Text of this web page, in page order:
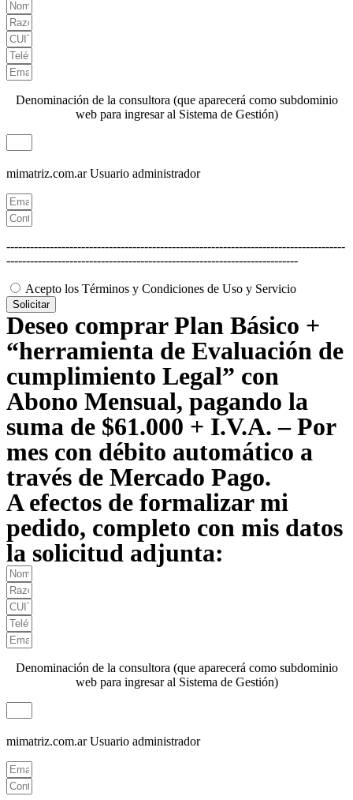
Denominación de la consultora (que aparecerá como subdominio
web para ingresar al Sistema de Gestión)
mimatriz.com.ar Usuario administrador
--------------------------------------------------------------------------------------
--------------------------------------------------------------------------
Acepto los Términos y Condiciones de Uso y Servicio
Solicitar
Deseo comprar Plan Básico +
“herramienta de Evaluación de
cumplimiento Legal” con
Abono Mensual, pagando la
suma de $61.000 + I.V.A. – Por
mes con débito automático a
través de Mercado Pago.
A efectos de formalizar mi
pedido, completo con mis datos
la solicitud adjunta:
Denominación de la consultora (que aparecerá como subdominio
web para ingresar al Sistema de Gestión)
mimatriz.com.ar Usuario administrador